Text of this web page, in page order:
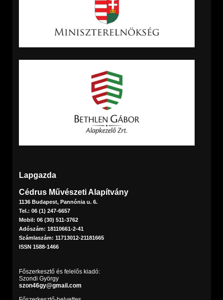
Lapgazda
Cédrus Művészeti Alapítvány
1136 Budapest, Pannónia u. 6.
Tel.: 06 (1) 247-6657
Mobil: 06 (30) 511-3762
Adószám: 18110661-2-41
Számlaszám: 11713012-21181665
ISSN 1588-1466
Főszerkesztő és felelős kiadó:
Szondi György
szon46gy@gmail.com